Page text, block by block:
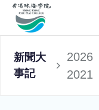
新聞大
事記
2026
2021